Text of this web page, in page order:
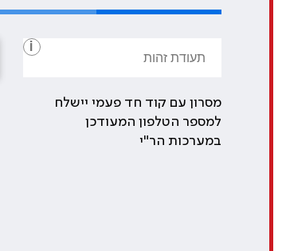
i
מסרון עם קוד חד פעמי יישלח
למספר הטלפון המעודכן
במערכות הר"י